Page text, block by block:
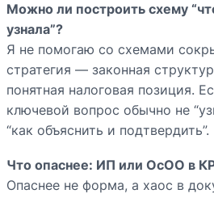
Можно ли построить схему
узнала”?
Я не помогаю со схемами
стратегия — законная
понятная налоговая позиция.
ключевой вопрос обычно не
“как объяснить и подтвердить”.
Что опаснее: ИП или ОсОО в
Опаснее не форма, а хаос в